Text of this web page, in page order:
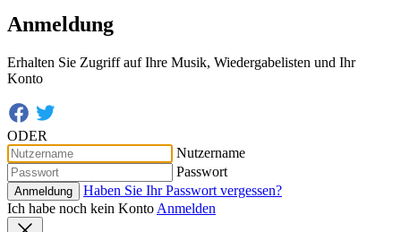
Anmeldung
Erhalten Sie Zugriff auf Ihre Musik, Wiedergabelisten und Ihr
Konto
ODER
Nutzername
Passwort
Anmeldung
Haben Sie Ihr Passwort vergessen?
Ich habe noch kein Konto Anmelden